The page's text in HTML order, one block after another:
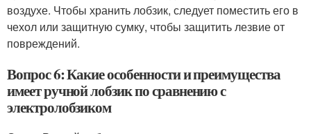
воздухе. Чтобы хранить лобзик, следует поместить его в
чехол или защитную сумку, чтобы защитить лезвие от
повреждений.
Вопрос 6: Какие особенности и преимущества
имеет ручной лобзик по сравнению с
электролобзиком